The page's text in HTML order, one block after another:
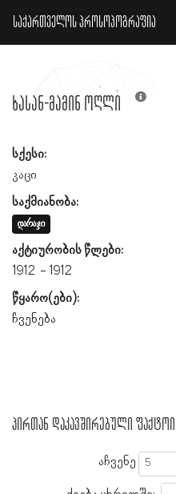
საქართველოს პროსოპოგრაფია
ხასან-მამინ ოღლი
სქესი:
კაცი
საქმიანობა:
დარაჯი
აქტიურობის წლები:
1912
1912
წყარო(ები):
ჩვენება
პირთან დაკავშირებული
აჩვენე